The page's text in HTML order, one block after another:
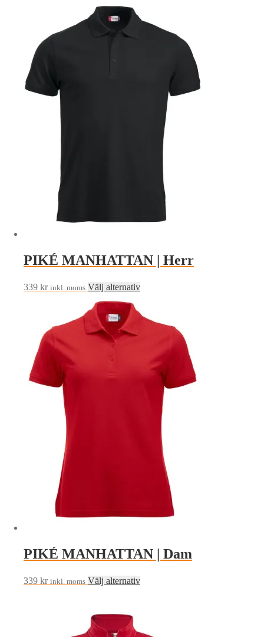
PIKÉ MANHATTAN | Herr
339 kr inkl. moms Välj alternativDen
produkten
varianter.
alternativen
väljas
produktsidan
PIKÉ MANHATTAN | Dam
339 kr inkl. moms Välj alternativDen